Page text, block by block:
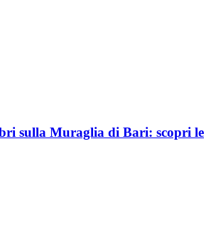
sulla Muraglia di Bari: scopri le